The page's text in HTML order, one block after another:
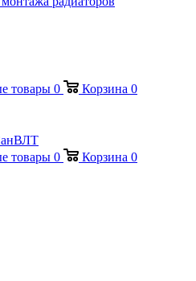
товары 0 Корзина 0
товары 0 Корзина 0